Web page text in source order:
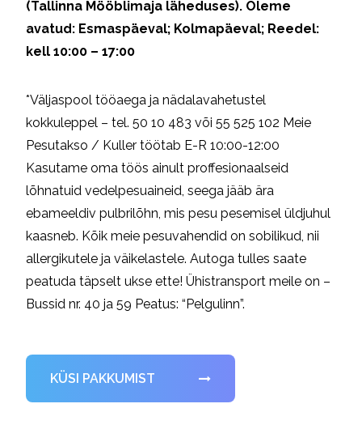
(Tallinna Mööblimaja läheduses). Oleme
avatud: Esmaspäeval; Kolmapäeval; Reedel:
kell 10:00 – 17:00
*Väljaspool tööaega ja nädalavahetustel
kokkuleppel – tel. 50 10 483 või 55 525 102 Meie
Pesutakso / Kuller töötab E-R 10:00-12:00
Kasutame oma töös ainult proffesionaalseid
lõhnatuid vedelpesuaineid, seega jääb ära
ebameeldiv pulbrilõhn, mis pesu pesemisel üldjuhul
kaasneb. Kõik meie pesuvahendid on sobilikud, nii
allergikutele ja väikelastele. Autoga tulles saate
peatuda täpselt ukse ette! Ühistransport meile on –
Bussid nr. 40 ja 59 Peatus: “Pelgulinn”.
KÜSI PAKKUMIST